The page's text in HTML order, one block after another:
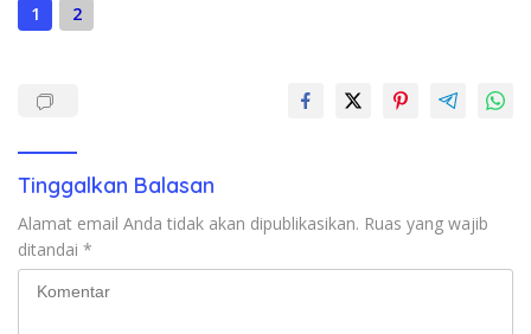
1
2
Tinggalkan Balasan
Alamat email Anda tidak akan dipublikasikan. Ruas yang wajib
ditandai *